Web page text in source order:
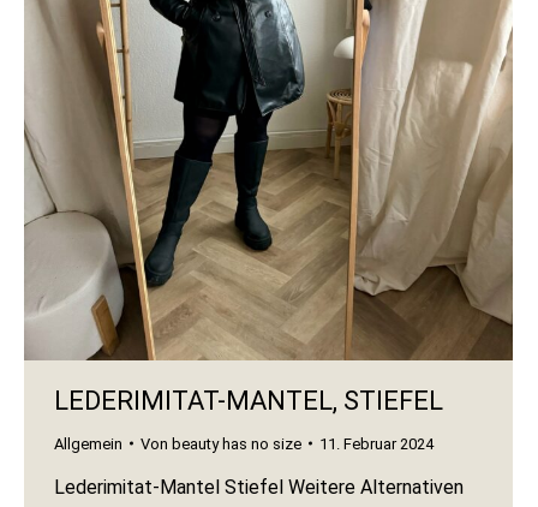
LEDERIMITAT-MANTEL, STIEFEL
Allgemein Von beauty has no size 11. Februar 2024
Lederimitat-Mantel Stiefel Weitere Alternativen